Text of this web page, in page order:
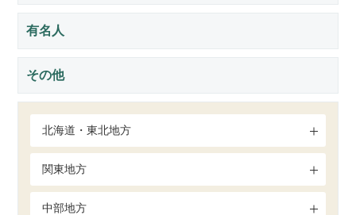
有名人
その他
北海道・東北地方
関東地方
中部地方